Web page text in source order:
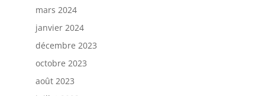
mars 2024
janvier 2024
décembre 2023
octobre 2023
août 2023